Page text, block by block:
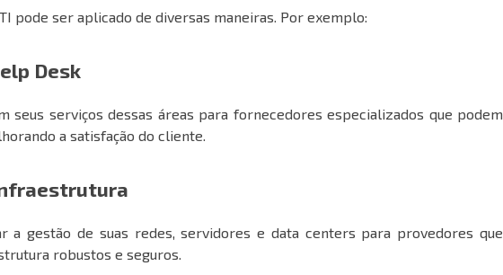
pode ser aplicado de diversas maneiras. Por exemplo:
Desk
seus serviços dessas áreas para fornecedores especializados que podem
a satisfação do cliente.
a gestão de suas redes, servidores e data centers para provedores que
robustos e seguros.